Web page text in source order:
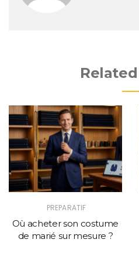
PREPARATIF
Où acheter son costume
de marié sur mesure ?